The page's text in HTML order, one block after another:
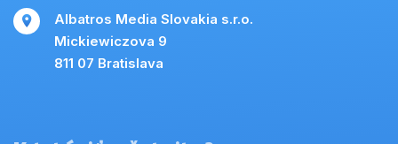
Albatros Media Slovakia s.r.o.
Mickiewiczova 9
811 07 Bratislava